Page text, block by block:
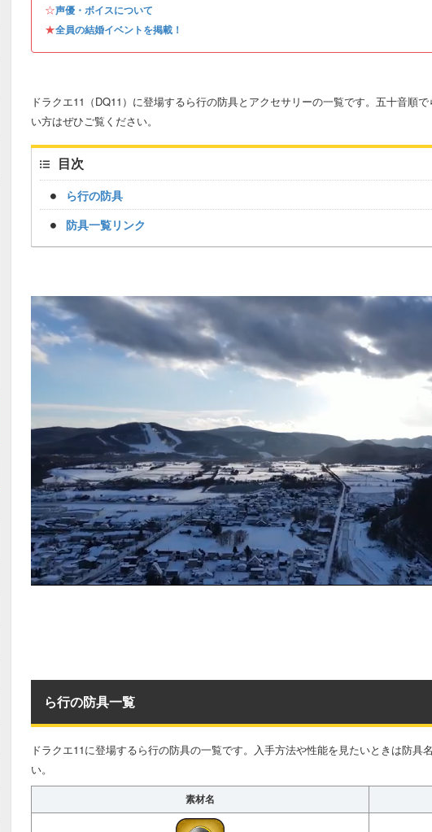
☆声優・ボイスについて
★全員の結婚イベントを掲載！
ドラクエ11（DQ11）に登場するら行の防具とアクセサリーの一覧です。五十音順
い方はぜひご覧ください。
目次
ら行の防具
防具一覧リンク
ら行の防具一覧
ドラクエ11に登場するら行の防具の一覧です。入手方法や性能を見たいときは防具
い。
素材名